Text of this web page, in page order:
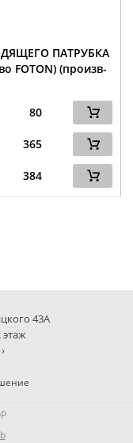
ПАТРУБКА
FOTON) (произв-
80
365
384
43А